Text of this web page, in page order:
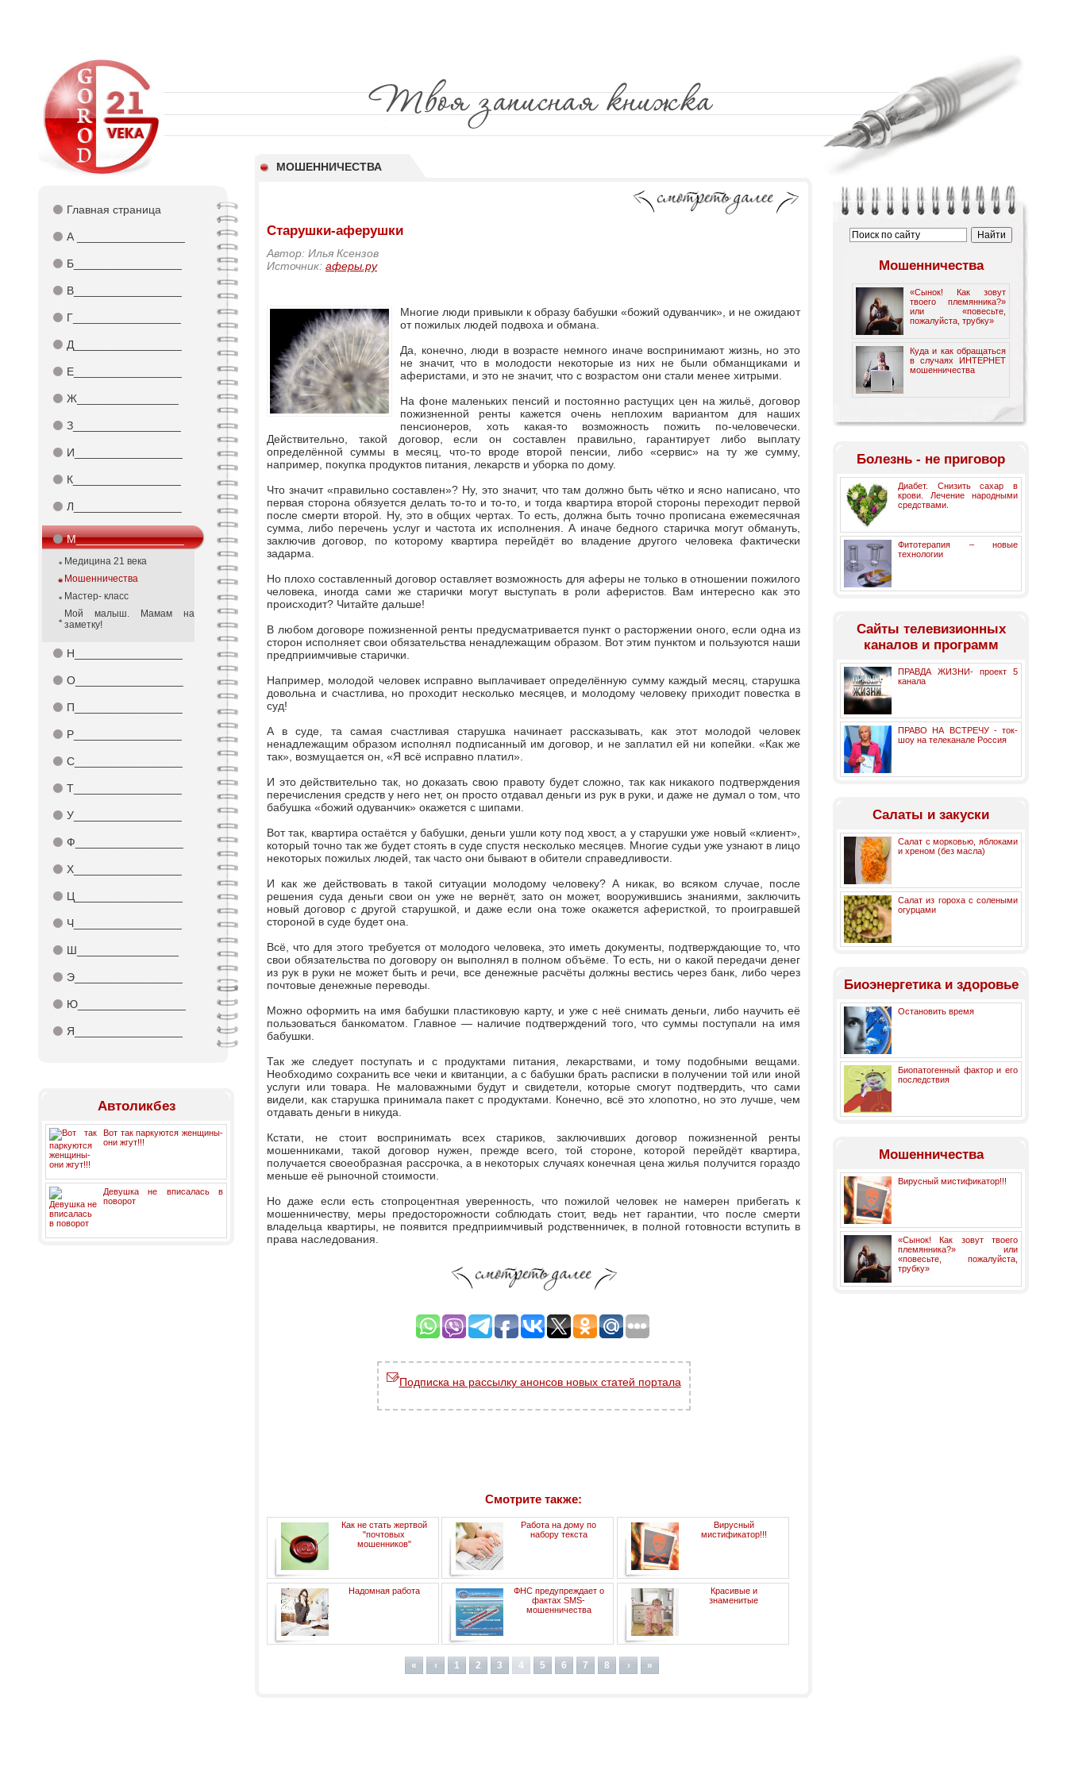
МОШЕННИЧЕСТВА
⚫ Главная страница
⚫ А _________________
⚫ Б_________________
⚫ В_________________
⚫ Г_________________
⚫ Д_________________
⚫ Е_________________
⚫ Ж________________
⚫ З_________________
⚫ И_________________
⚫ К_________________
⚫ Л_________________
⚫М_________________
Медицина 21 века
Мошенничества
Мастер- класс
Мой малыш. Мамам на
заметку!
⚫ Н_________________
⚫ О_________________
⚫ П_________________
⚫ Р_________________
⚫ С_________________
⚫ Т_________________
⚫ У_________________
⚫ Ф_________________
⚫ Х_________________
⚫ Ц_________________
⚫ Ч_________________
⚫ Ш________________
⚫ Э_________________
⚫ Ю_________________
⚫ Я_________________
Автоликбез
Вот так паркуются женщины-
они жгут!!!
Девушка не вписалась в
поворот
Старушки-аферушки
Автор: Илья Ксензов
Источник: аферы.ру
Многие люди привыкли к образу бабушки «божий одуванчик», и не ожидают
от пожилых людей подвоха и обмана.
Да, конечно, люди в возрасте немного иначе воспринимают жизнь, но это
не значит, что в молодости некоторые из них не были обманщиками и
аферистами, и это не значит, что с возрастом они стали менее хитрыми.
На фоне маленьких пенсий и постоянно растущих цен на жильё, договор
пожизненной ренты кажется очень неплохим вариантом для наших
пенсионеров, хоть какая-то возможность пожить по-человечески.
Действительно, такой договор, если он составлен правильно, гарантирует либо выплату
определённой суммы в месяц, что-то вроде второй пенсии, либо «сервис» на ту же сумму,
например, покупка продуктов питания, лекарств и уборка по дому.
Что значит «правильно составлен»? Ну, это значит, что там должно быть чётко и ясно написано, что
первая сторона обязуется делать то-то и то-то, и тогда квартира второй стороны переходит первой
после смерти второй. Ну, это в общих чертах. То есть, должна быть точно прописана ежемесячная
сумма, либо перечень услуг и частота их исполнения. А иначе бедного старичка могут обмануть,
заключив договор, по которому квартира перейдёт во владение другого человека фактически
задарма.
Но плохо составленный договор оставляет возможность для аферы не только в отношении пожилого
человека, иногда сами же старички могут выступать в роли аферистов. Вам интересно как это
происходит? Читайте дальше!
В любом договоре пожизненной ренты предусматривается пункт о расторжении оного, если одна из
сторон исполняет свои обязательства ненадлежащим образом. Вот этим пунктом и пользуются наши
предприимчивые старички.
Например, молодой человек исправно выплачивает определённую сумму каждый месяц, старушка
довольна и счастлива, но проходит несколько месяцев, и молодому человеку приходит повестка в
суд!
А в суде, та самая счастливая старушка начинает рассказывать, как этот молодой человек
ненадлежащим образом исполнял подписанный им договор, и не заплатил ей ни копейки. «Как же
так», возмущается он, «Я всё исправно платил».
И это действительно так, но доказать свою правоту будет сложно, так как никакого подтверждения
перечисления средств у него нет, он просто отдавал деньги из рук в руки, и даже не думал о том, что
бабушка «божий одуванчик» окажется с шипами.
Вот так, квартира остаётся у бабушки, деньги ушли коту под хвост, а у старушки уже новый «клиент»,
который точно так же будет стоять в суде спустя несколько месяцев. Многие судьи уже узнают в лицо
некоторых пожилых людей, так часто они бывают в обители справедливости.
И как же действовать в такой ситуации молодому человеку? А никак, во всяком случае, после
решения суда деньги свои он уже не вернёт, зато он может, вооружившись знаниями, заключить
новый договор с другой старушкой, и даже если она тоже окажется аферисткой, то проигравшей
стороной в суде будет она.
Всё, что для этого требуется от молодого человека, это иметь документы, подтверждающие то, что
свои обязательства по договору он выполнял в полном объёме. То есть, ни о какой передачи денег
из рук в руки не может быть и речи, все денежные расчёты должны вестись через банк, либо через
почтовые денежные переводы.
Можно оформить на имя бабушки пластиковую карту, и уже с неё снимать деньги, либо научить её
пользоваться банкоматом. Главное — наличие подтверждений того, что суммы поступали на имя
бабушки.
Так же следует поступать и с продуктами питания, лекарствами, и тому подобными вещами.
Необходимо сохранить все чеки и квитанции, а с бабушки брать расписки в получении той или иной
услуги или товара. Не маловажными будут и свидетели, которые смогут подтвердить, что сами
видели, как старушка принимала пакет с продуктами. Конечно, всё это хлопотно, но это лучше, чем
отдавать деньги в никуда.
Кстати, не стоит воспринимать всех стариков, заключивших договор пожизненной ренты
мошенниками, такой договор нужен, прежде всего, той стороне, которой перейдёт квартира,
получается своеобразная рассрочка, а в некоторых случаях конечная цена жилья получится гораздо
меньше её рыночной стоимости.
Но даже если есть стопроцентная уверенность, что пожилой человек не намерен прибегать к
мошенничеству, меры предосторожности соблюдать стоит, ведь нет гарантии, что после смерти
владельца квартиры, не появится предприимчивый родственничек, в полной готовности вступить в
права наследования.
Подписка на рассылку анонсов новых статей портала
Смотрите также:
Как не стать жертвой
"почтовых
мошенников"
Работа на дому по
набору текста
Вирусный
мистификатор!!!
Надомная работа
ФНС предупреждает о
фактах SMS-
мошенничества
Красивые и
знаменитые
« ‹ 1 2 3 4 5 6 7 8 › »
Мошенничества
«Сынок! Как зовут
твоего племянника?»
или «повесьте,
пожалуйста, трубку»
Куда и как обращаться
в случаях ИНТЕРНЕТ
мошенничества
Болезнь - не приговор
Диабет. Снизить сахар в
крови. Лечение народными
средствами.
Фитотерапия – новые
технологии
Cайты телевизионных
каналов и программ
ПРАВДА ЖИЗНИ- проект 5
канала
ПРАВО НА ВСТРЕЧУ - ток-
шоу на телеканале Россия
Салаты и закуски
Салат с морковью, яблоками
и хреном (без масла)
Салат из гороха с солеными
огурцами
Биоэнергетика и здоровье
Остановить время
Биопатогенный фактор и его
последствия
Мошенничества
Вирусный мистификатор!!!
«Сынок! Как зовут твоего
племянника?» или
«повесьте, пожалуйста,
трубку»